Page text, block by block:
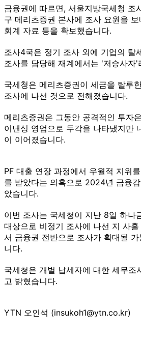
금융권에 따르면, 서울지방국세청 조
구 메리츠증권 본사에 조사 요원을
회계 자료 등을 확보했습니다.
조사4국은 정기 조사 외에 기업의 탈
조사를 담당해 재계에서는 '저승사자'
국세청은 메리츠증권이 세금을 탈루
조사에 나선 것으로 전해졌습니다.
메리츠증권은 그동안 공격적인 투자
이낸싱 영업으로 두각을 나타냈지만
이 이어졌습니다.
PF 대출 연장 과정에서 우월적 지위
를 받았다는 의혹으로 2024년 금융
았습니다.
이번 조사는 국세청이 지난 8일 하나
대상으로 비정기 조사에 나선 지 사
서 금융권 전반으로 조사가 확대될
니다.
국세청은 개별 납세자에 대한 세무조
고 밝혔습니다.
YTN 오인석 (insukoh1@ytn.co.kr)